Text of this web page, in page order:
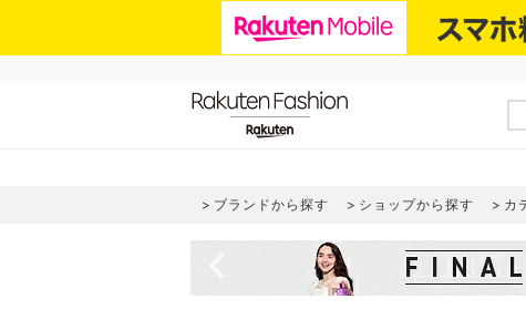
ブランドから探す ショップから探す カ